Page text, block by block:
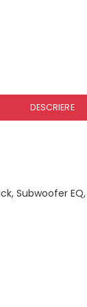
DESCRIERE
Subwoofer